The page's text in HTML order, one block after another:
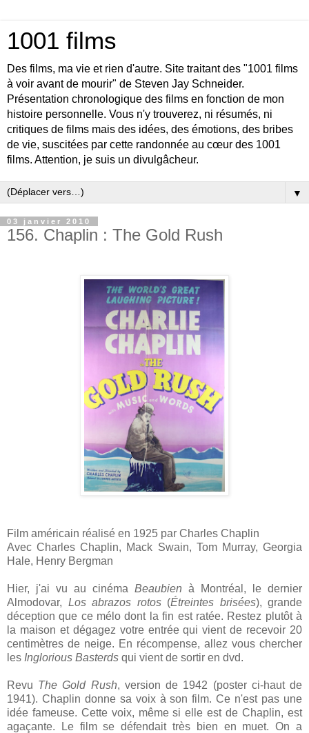
1001 films
Des films, ma vie et rien d'autre. Site traitant des "1001 films
à voir avant de mourir" de Steven Jay Schneider.
Présentation chronologique des films en fonction de mon
histoire personnelle. Vous n'y trouverez, ni résumés, ni
critiques de films mais des idées, des émotions, des bribes
de vie, suscitées par cette randonnée au cœur des 1001
films. Attention, je suis un divulgâcheur.
▼
03 janvier 2010
156. Chaplin : The Gold Rush
Film américain réalisé en 1925 par Charles Chaplin
Avec Charles Chaplin, Mack Swain, Tom Murray, Georgia
Hale, Henry Bergman
Hier, j'ai vu au cinéma Beaubien à Montréal, le dernier
Almodovar, Los abrazos rotos(Étreintes brisées), grande
déception que ce mélo dont la fin est ratée. Restez plutôt à
la maison et dégagez votre entrée qui vient de recevoir 20
centimètres de neige. En récompense, allez vous chercher
les Inglorious Basterds qui vient de sortir en dvd.
Revu The Gold Rush, version de 1942 (poster ci-haut de
1941). Chaplin donne sa voix à son film. Ce n'est pas une
idée fameuse. Cette voix, même si elle est de Chaplin, est
agaçante. Le film se défendait très bien en muet. On a